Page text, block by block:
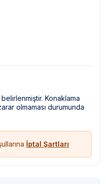
Konaklama
olmaması durumunda
İptal Şartları